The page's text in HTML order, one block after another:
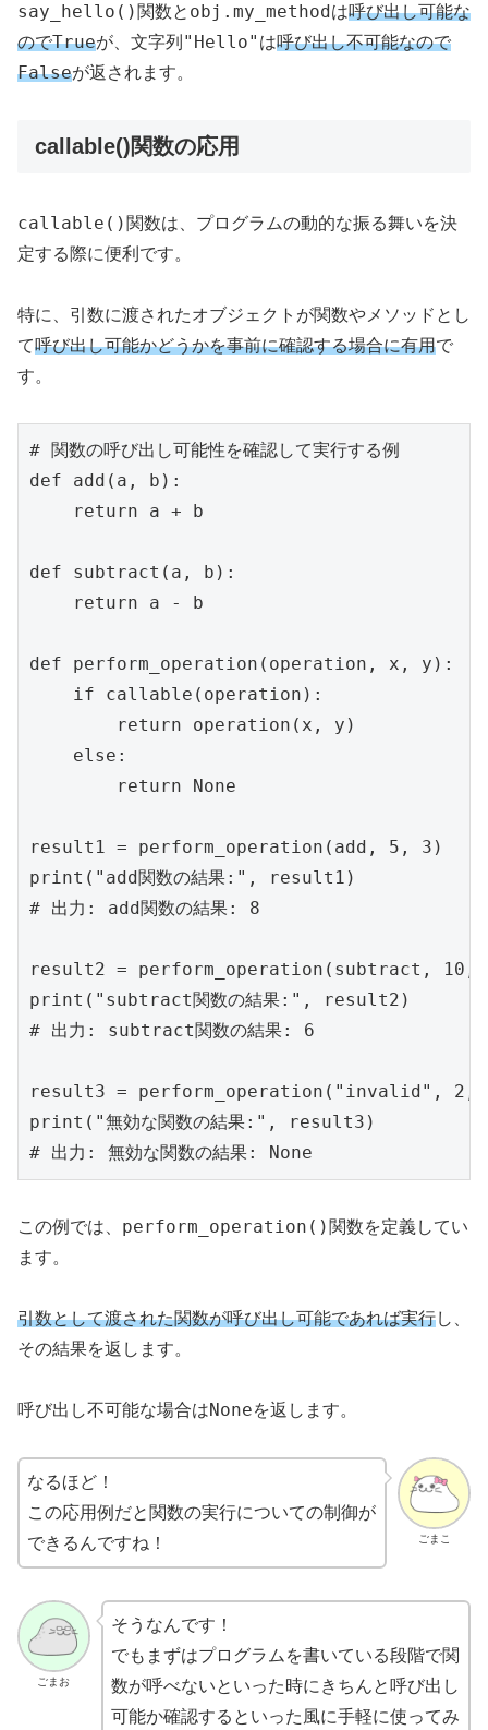
say_hello() 関数と obj.my_methodは呼び出し可能な
のでTrueが、文字列 "Hello" は呼び出し不可能なので
Falseが返されます。
callable()関数の応用
callable() 関数は、プログラムの動的な振る舞いを決
定する際に便利です。
特に、引数に渡されたオブジェクトが関数やメソッドとし
て呼び出し可能かどうかを事前に確認する場合に有用で
す。
# 関数の呼び出し可能性を確認して実行する例
def add(a, b):
    return a + b
def subtract(a, b):
    return a - b
def perform_operation(operation, x, y):
    if callable(operation):
        return operation(x, y)
    else:
        return None
result1 = perform_operation(add, 5, 3)
print("add関数の結果:", result1)
# 出力: add関数の結果: 8
result2 = perform_operation(subtract, 10,
print("subtract関数の結果:", result2)
# 出力: subtract関数の結果: 6
result3 = perform_operation("invalid", 2,
print("無効な関数の結果:", result3)
この例では、 perform_operation() 関数を定義してい
ます。
引数として渡された関数が呼び出し可能であれば実行し、
その結果を返します。
呼び出し不可能な場合はNoneを返します。
ごまこ
なるほど！
この応用例だと関数の実行についての制御が
できるんですね！
ごまお
そうなんです！
でもまずはプログラムを書いている段階で関
数が呼べないといった時にきちんと呼び出し
可能か確認するといった風に手軽に使ってみ